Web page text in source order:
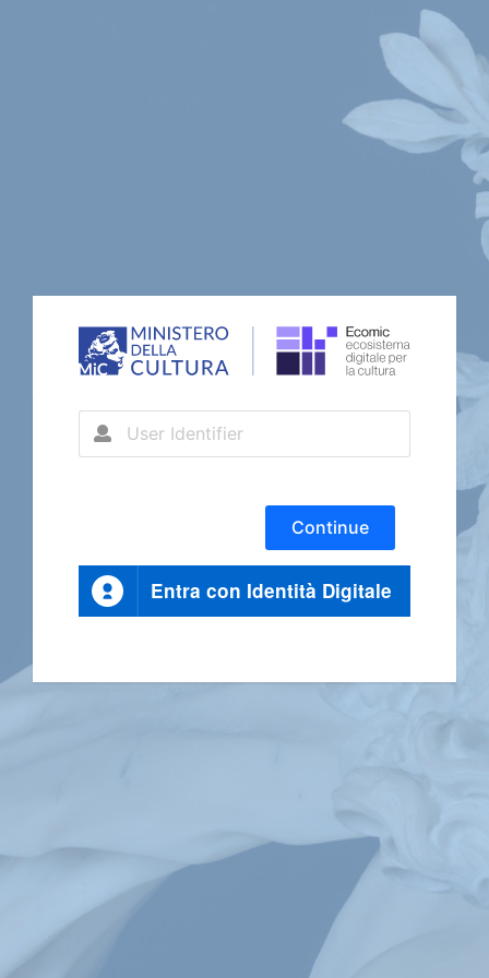
Continue
Entra con Identità Digitale